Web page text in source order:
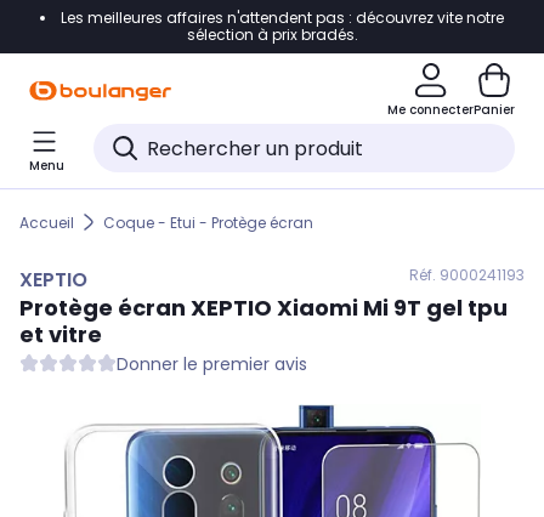
Accéder directement à la navigation
Accéder directement au pied de page
Accéder directement au chatbot
Les meilleures affaires n'attendent pas : découvrez vite notre
sélection à prix bradés.
Me connecterPanier
Menu
Accueil Coque - Etui - Protège écran
XEPTIO Réf. 9000241193
Protège écran XEPTIO Xiaomi Mi 9T gel tpu
et vitre
Donner le premier avis